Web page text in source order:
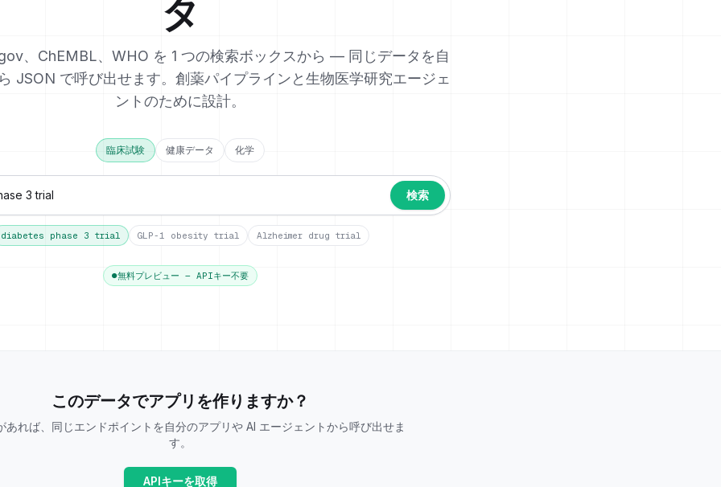
タ
、ChEMBL、WHO を 1 つの検索ボックスから — 同じデータを自
JSON で呼び出せます。創薬パイプラインと生物医学研究エージェ
ントのために設計。
臨床試験 健康データ 化学
検索
diabetes phase 3 trial GLP-1 obesity trial Alzheimer drug trial
●無料プレビュー — APIキー不要
このデータでアプリを作りますか？
あれば、同じエンドポイントを自分のアプリや AI エージェントから呼び出せま
す。
APIキーを取得